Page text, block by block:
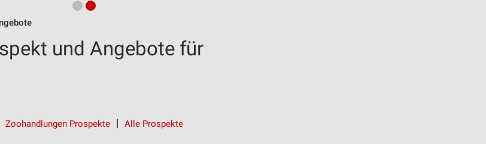
und Angebote für
Zoohandlungen Prospekte Alle Prospekte